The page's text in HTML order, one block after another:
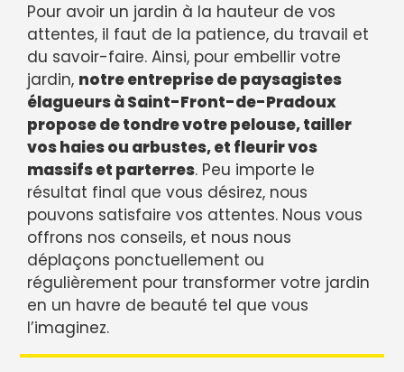
Pour avoir un jardin à la hauteur de vos
attentes, il faut de la patience, du travail et
du savoir-faire. Ainsi, pour embellir votre
jardin, notre entreprise de paysagistes
élagueurs à Saint-Front-de-Pradoux
propose de tondre votre pelouse, tailler
vos haies ou arbustes, et fleurir vos
massifs et parterres. Peu importe le
résultat final que vous désirez, nous
pouvons satisfaire vos attentes. Nous vous
offrons nos conseils, et nous nous
déplaçons ponctuellement ou
régulièrement pour transformer votre jardin
en un havre de beauté tel que vous
l’imaginez.